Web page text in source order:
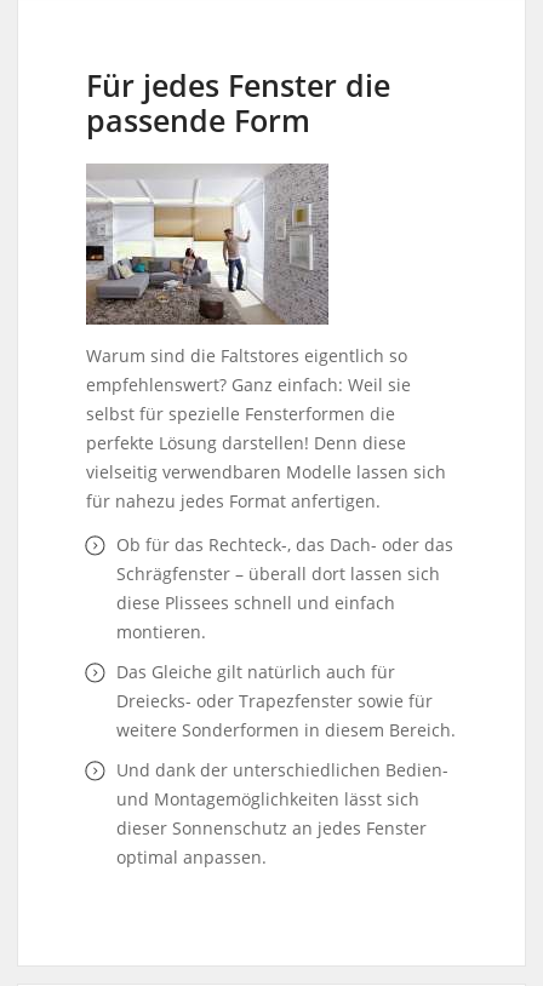
Für jedes Fenster die
passende Form
Warum sind die Faltstores eigentlich so
empfehlenswert? Ganz einfach: Weil sie
selbst für spezielle Fensterformen die
perfekte Lösung darstellen! Denn diese
vielseitig verwendbaren Modelle lassen sich
für nahezu jedes Format anfertigen.
Ob für das Rechteck-, das Dach- oder das
Schrägfenster – überall dort lassen sich
diese Plissees schnell und einfach
montieren.
Das Gleiche gilt natürlich auch für
Dreiecks- oder Trapezfenster sowie für
weitere Sonderformen in diesem Bereich.
Und dank der unterschiedlichen Bedien-
und Montagemöglichkeiten lässt sich
dieser Sonnenschutz an jedes Fenster
optimal anpassen.